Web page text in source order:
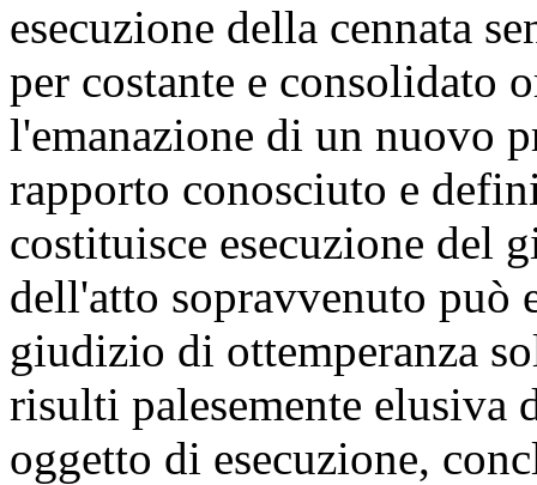
esecuzione della cennata
per costante e consolidato
l'emanazione di un nuovo
rapporto conosciuto e
costituisce esecuzione del
dell'atto sopravvenuto può
giudizio di ottemperanza
risulti palesemente elusiva
oggetto di esecuzione,